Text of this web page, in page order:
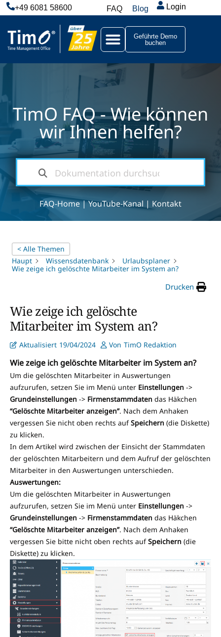
+49 6081 58600 FAQ Blog Login
Geführte Demo
buchen
TimO FAQ - Wie können
wir Ihnen helfen?
FAQ-Home|YouTube-Kanal | Kontakt
< Alle Themen
Haupt
Wissensdatenbank
Urlaubsplaner
Wie zeige ich gelöschte Mitarbeiter im System an?
Drucken
Wie zeige ich gelöschte
Mitarbeiter im System an?
Aktualisiert 19/04/2024 Von TimO Redaktion
Wie zeige ich gelöschte Mitarbeiter im System an?
Um die gelöschten Mitarbeiter in Auswertungen
aufzurufen, setzen Sie im Menü unter Einstellungen ->
Grundeinstellungen -> Firmenstammdaten das Häkchen
“Gelöschte Mitarbeiter anzeigen”. Nach dem Anhaken
vergessen Sie nicht oben rechts aufSpeichern (die Diskette)
zu klicken.
In dem Artikel wird zwischen der Einsicht der Stammdaten
der gelöschten Mitarbeitern und dem Aufruf der gelöschten
Mitarbeiter in den Auswertungen unterschieden.
Auswertungen:
Um die gelöschten Mitarbeiter in Auswertungen
aufzurufen, setzen Sie im Menü unter Einstellungen ->
Grundeinstellungen -> Firmenstammdaten das Häkchen
“Gelöschte Mitarbeiter anzeigen”. Nach dem Anhaken
vergessen Sie bitte nicht oben rechts aufSpeichern (die
Diskette) zu klicken.